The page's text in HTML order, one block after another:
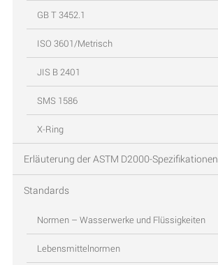
GB T 3452.1
ISO 3601/Metrisch
JIS B 2401
SMS 1586
X-Ring
Erläuterung der ASTM D2000-Spezifikationen
Standards
Normen – Wasserwerke und Flüssigkeiten
Lebensmittelnormen